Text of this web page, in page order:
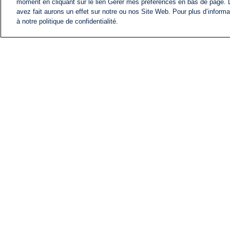
moment en cliquant sur le lien Gérer mes préférences en bas de page.
avez fait aurons un effet sur notre ou nos Site Web. Pour plus
à notre politique de confidentialité.